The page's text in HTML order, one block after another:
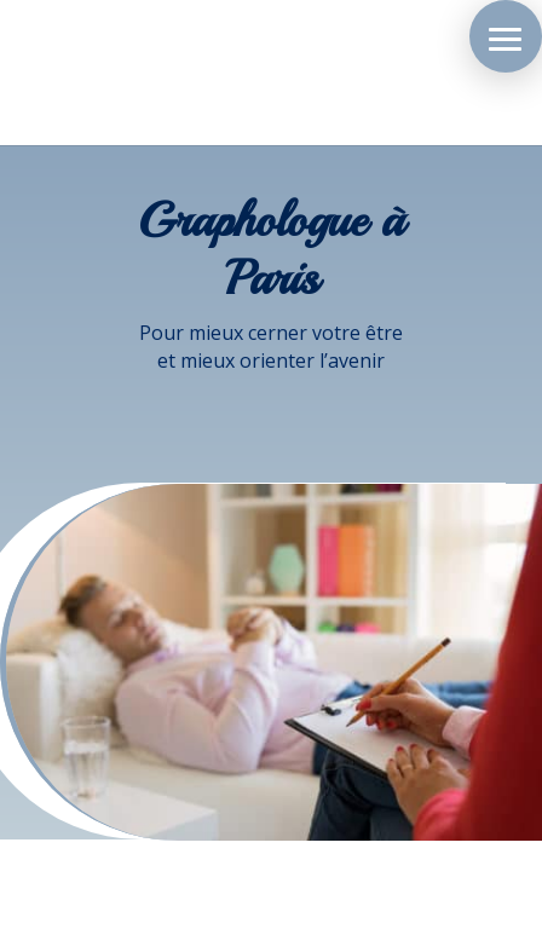
Graphologue à
Paris
Pour mieux cerner votre être
et mieux orienter l’avenir